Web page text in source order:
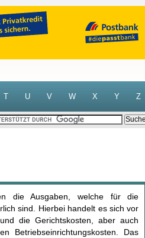
T U V W X Y Z
die Ausgaben, welche für die
sind. Hierbei handelt es sich vor
die Gerichtskosten, aber auch
Betriebseinrichtungskosten. Das